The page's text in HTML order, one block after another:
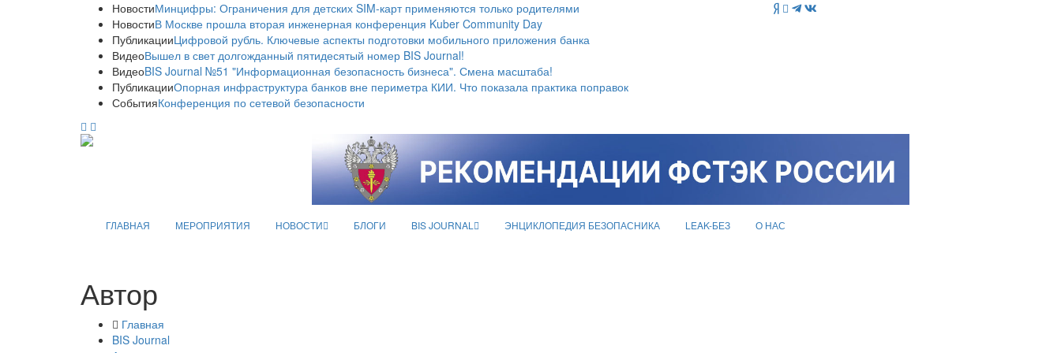
НовостиМинцифры: Ограничения для детских SIM-карт применяются только родителями
НовостиВ Москве прошла вторая инженерная конференция Kuber Community Day
ПубликацииЦифровой рубль. Ключевые аспекты подготовки мобильного приложения банка
ВидеоВышел в свет долгожданный пятидесятый номер BIS Journal!
ВидеоBIS Journal №51 "Информационная безопасность бизнеса". Смена масштаба!
ПубликацииОпорная инфраструктура банков вне периметра КИИ. Что показала практика поправок
СобытияКонференция по сетевой безопасности
ГЛАВНАЯ МЕРОПРИЯТИЯ НОВОСТИ БЛОГИ BIS JOURNAL ЭНЦИКЛОПЕДИЯ БЕЗОПАСНИКА LEAK-БЕЗ О НАС
Автор
Главная
BIS Journal